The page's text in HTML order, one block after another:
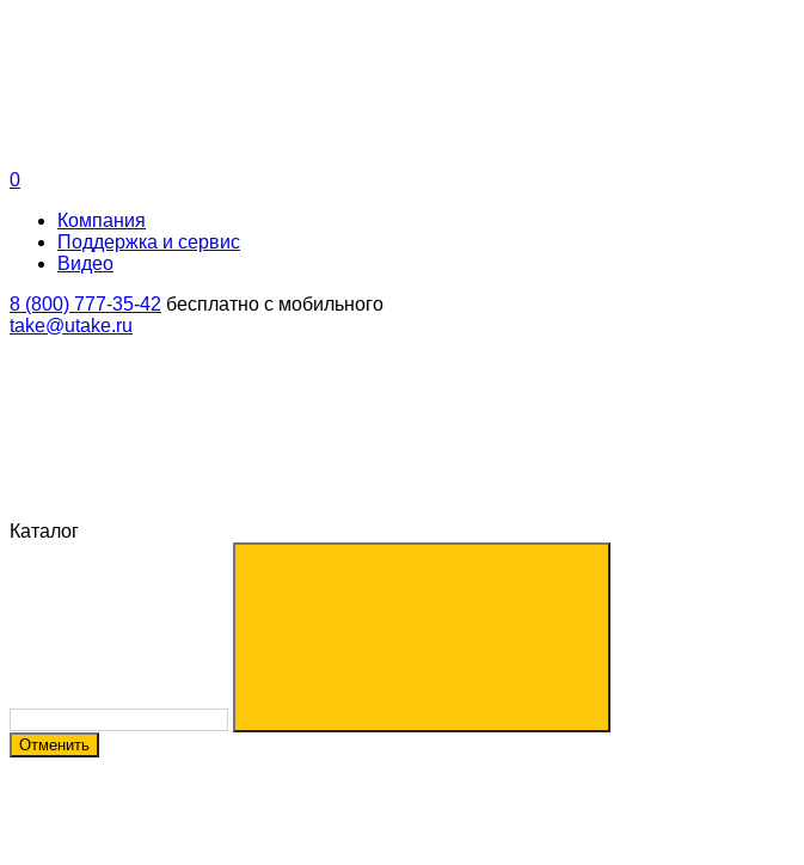
0
Компания
Поддержка и сервис
Видео
8 (800) 777-35-42 бесплатно с мобильного
take@utake.ru
Каталог
Отменить